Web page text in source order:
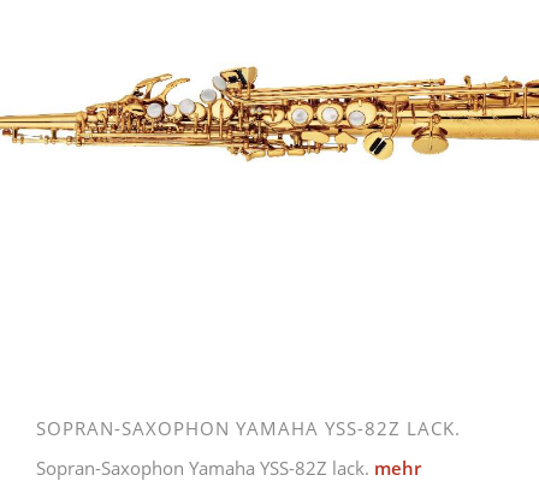
SOPRAN-SAXOPHON YAMAHA YSS-82Z LACK.
Sopran-Saxophon Yamaha YSS-82Z lack. mehr